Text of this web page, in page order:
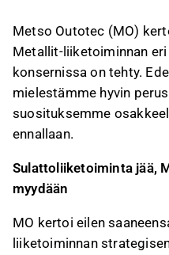
Metso Outotec (MO)
Metallit-liiketoiminnan
konsernissa on tehty.
mielestämme hyvin
suosituksemme
ennallaan.
Sulattoliiketoiminta jää,
myydään
MO kertoi eilen
liiketoiminnan